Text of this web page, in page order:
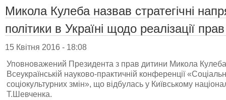
​Микола Кулеба назвав стратегічні
політики в Україні щодо реалізації
15 Квітня 2016 - 18:08
Уповноважений Президента з прав дитини Микола
Всеукраїнській науково-практичній конференції
соціокультурних змін», що відбулась у Київському
Т.Шевченка.